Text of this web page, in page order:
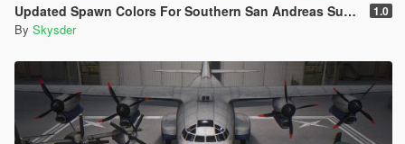
Updated Spawn Colors For Southern San Andreas Super Sports Series Vehicles 1.0
By Skysder